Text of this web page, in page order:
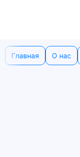
Главная О нас